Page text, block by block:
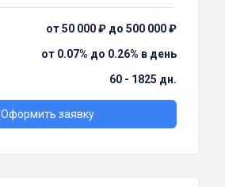
от 50 000 ₽ до 500 000 ₽
от 0.07% до 0.26% в день
60 - 1825 дн.
Оформить заявку